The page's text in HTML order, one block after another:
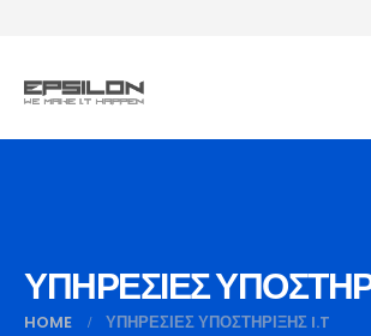
ΥΠΗΡΕΣΙΕΣ
HOME ΥΠΗΡΕΣΙΕΣ ΥΠΟΣΤΗΡΙΞΗΣ I.T